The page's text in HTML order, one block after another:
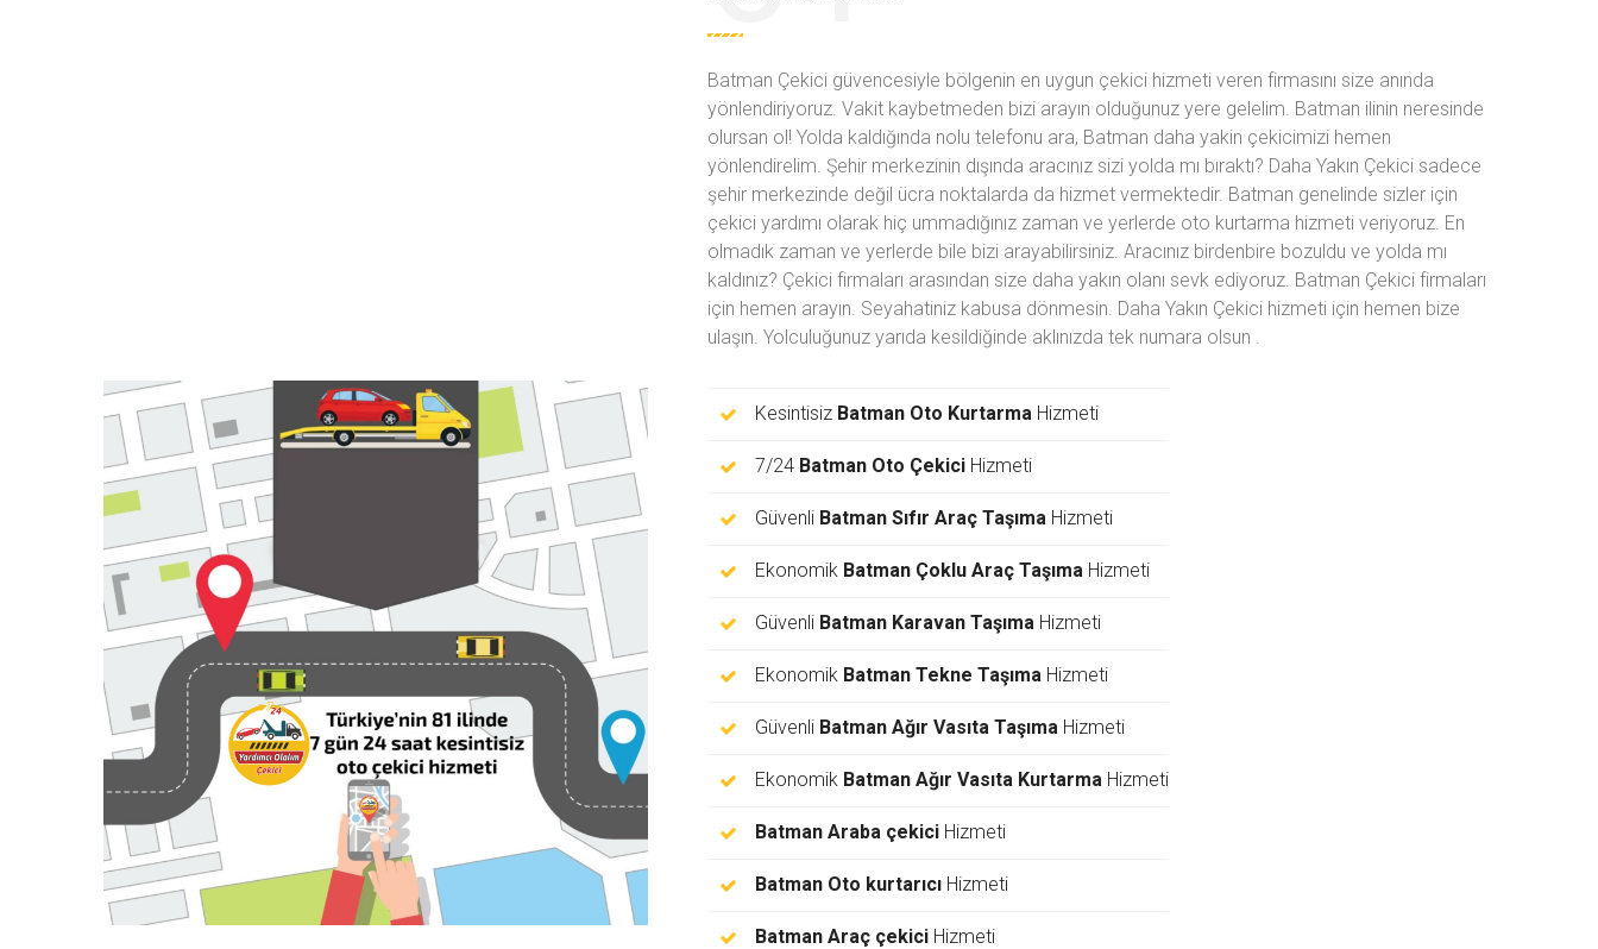
Batman Çekici güvencesiyle bölgenin en uygun çekici hizmeti veren firmasını size anında
yönlendiriyoruz. Vakit kaybetmeden bizi arayın olduğunuz yere gelelim. Batman ilinin neresinde
olursan ol! Yolda kaldığında nolu telefonu ara, Batman daha yakin çekicimizi hemen
yönlendirelim. Şehir merkezinin dışında aracınız sizi yolda mı bıraktı? Daha Yakın Çekici sadece
şehir merkezinde değil ücra noktalarda da hizmet vermektedir. Batman genelinde sizler için
çekici yardımı olarak hiç ummadığınız zaman ve yerlerde oto kurtarma hizmeti veriyoruz. En
olmadık zaman ve yerlerde bile bizi arayabilirsiniz. Aracınız birdenbire bozuldu ve yolda mı
kaldınız? Çekici firmaları arasından size daha yakın olanı sevk ediyoruz. Batman Çekici firmaları
için hemen arayın. Seyahatiniz kabusa dönmesin. Daha Yakın Çekici hizmeti için hemen bize
ulaşın. Yolculuğunuz yarıda kesildiğinde aklınızda tek numara olsun .
Kesintisiz Batman Oto Kurtarma Hizmeti
7/24 Batman Oto Çekici Hizmeti
Güvenli Batman Sıfır Araç Taşıma Hizmeti
Ekonomik Batman Çoklu Araç Taşıma Hizmeti
Güvenli Batman Karavan Taşıma Hizmeti
Ekonomik Batman Tekne Taşıma Hizmeti
Güvenli Batman Ağır Vasıta Taşıma Hizmeti
Ekonomik Batman Ağır Vasıta Kurtarma Hizmeti
Batman Araba çekici Hizmeti
Batman Oto kurtarıcı Hizmeti
Batman Araç çekici Hizmeti